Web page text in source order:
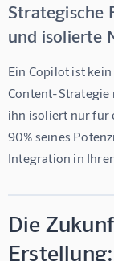
Strategische
und isolierte
Ein Copilot ist
Content-Strategie
ihn isoliert nur für
90% seines
Integration in
Die